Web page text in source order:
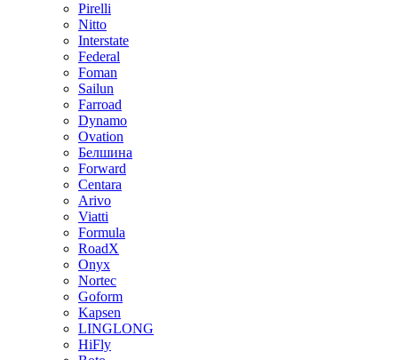
Pirelli
Nitto
Interstate
Federal
Foman
Sailun
Farroad
Dynamo
Ovation
Белшина
Forward
Centara
Arivo
Viatti
Formula
RoadX
Onyx
Nortec
Goform
Kapsen
LINGLONG
HiFly